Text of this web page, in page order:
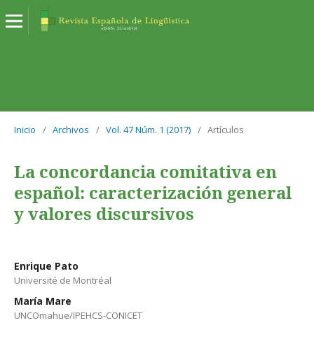
Inicio / Archivos / Vol. 47 Núm. 1 (2017) / Artículos
La concordancia comitativa en
español: caracterización general
y valores discursivos
Enrique Pato
Université de Montréal
María Mare
UNCOmahue/IPEHCS-CONICET